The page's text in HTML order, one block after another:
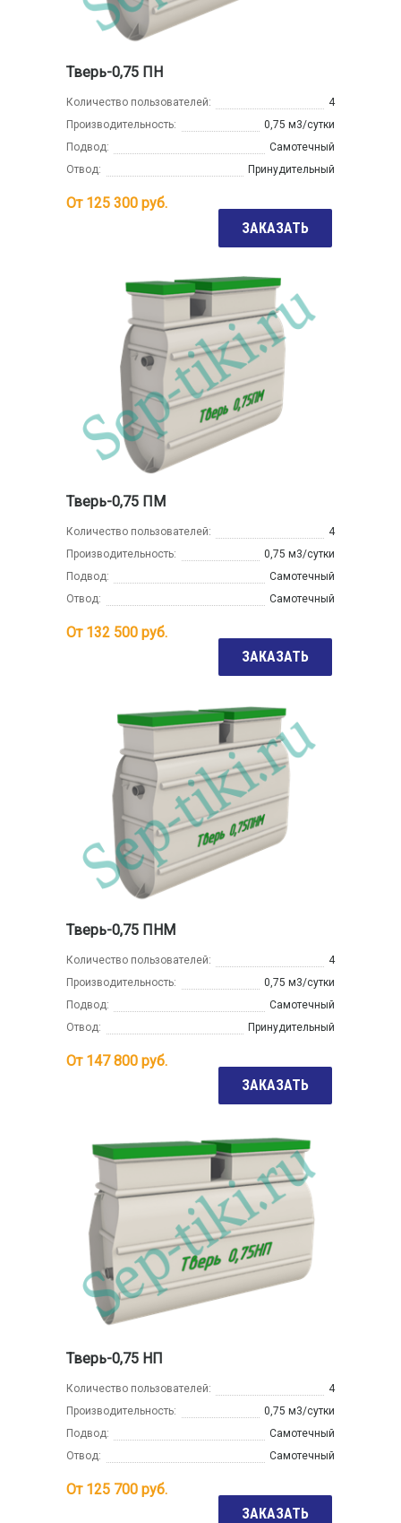
Тверь-0,75 ПН
Количество пользователей:
4
Производительность:
0,75 м3/сутки
Подвод:
Самотечный
Отвод:
Принудительный
От 125 300 руб.
ЗАКАЗАТЬ
Тверь-0,75 ПМ
Количество пользователей:
4
Производительность:
0,75 м3/сутки
Подвод:
Самотечный
Отвод:
Самотечный
От 132 500 руб.
ЗАКАЗАТЬ
Тверь-0,75 ПНМ
Количество пользователей:
4
Производительность:
0,75 м3/сутки
Подвод:
Самотечный
Отвод:
Принудительный
От 147 800 руб.
ЗАКАЗАТЬ
Тверь-0,75 НП
Количество пользователей:
4
Производительность:
0,75 м3/сутки
Подвод:
Самотечный
Отвод:
Самотечный
От 125 700 руб.
ЗАКАЗАТЬ